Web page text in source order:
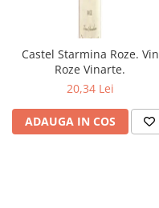
Castel Starmina Roze. Vin
Roze Vinarte.
20,34 Lei
ADAUGA IN COS